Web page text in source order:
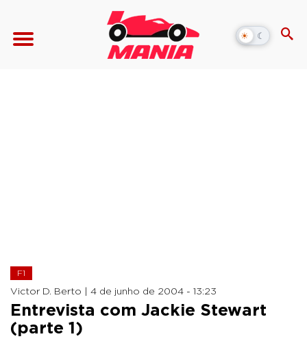
☀ ☾
Alternar
modo
F1
Victor D. Berto | 4 de junho de 2004 - 13:23
Entrevista com Jackie Stewart
(parte 1)